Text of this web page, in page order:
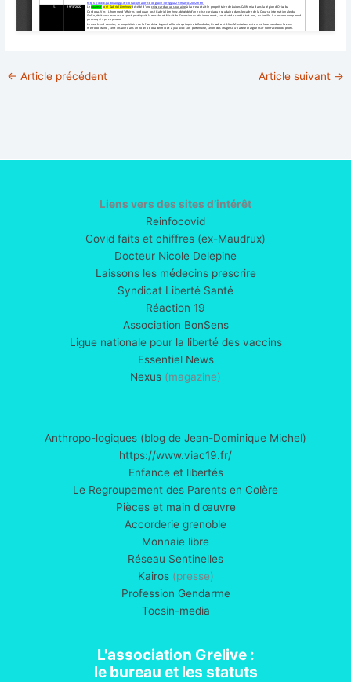
← Article précédent Article suivant →
Liens vers des sites d’intérêt
Reinfocovid
Covid faits et chiffres (ex-Maudrux)
Docteur Nicole Delepine
Laissons les médecins prescrire
Syndicat Liberté Santé
Réaction 19
Association BonSens
Ligue nationale pour la liberté des vaccins
Essentiel News
Nexus (magazine)
Anthropo-logiques (blog de Jean-Dominique Michel)
https://www.viac19.fr/
Enfance et libertés
Le Regroupement des Parents en Colère
Pièces et main d'œuvre
Accorderie grenoble
Monnaie libre
Réseau Sentinelles
Kairos(presse)
Profession Gendarme
Tocsin-media
L'association Grelive :
le bureau et les statuts